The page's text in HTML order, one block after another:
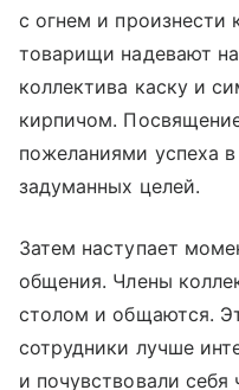
с огнем и произнести
товарищи надевают
коллектива каску и
кирпичом.
пожеланиями успеха
задуманных целей.
Затем наступает
общения. Члены
столом и общаются.
сотрудники лучше
и почувствовали